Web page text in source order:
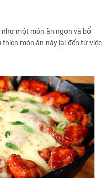
một món ăn ngon và bổ
món ăn này lại đến từ việc